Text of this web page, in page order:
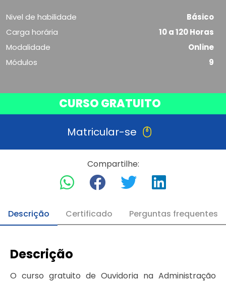
Nivel de habilidade
Básico
Carga horária
10 a 120 Horas
Modalidade
Online
Módulos
9
CURSO GRATUITO
Matricular-se
Compartilhe:
Descrição Certificado Perguntas frequentes
Descrição
O curso gratuito de Ouvidoria na Administração